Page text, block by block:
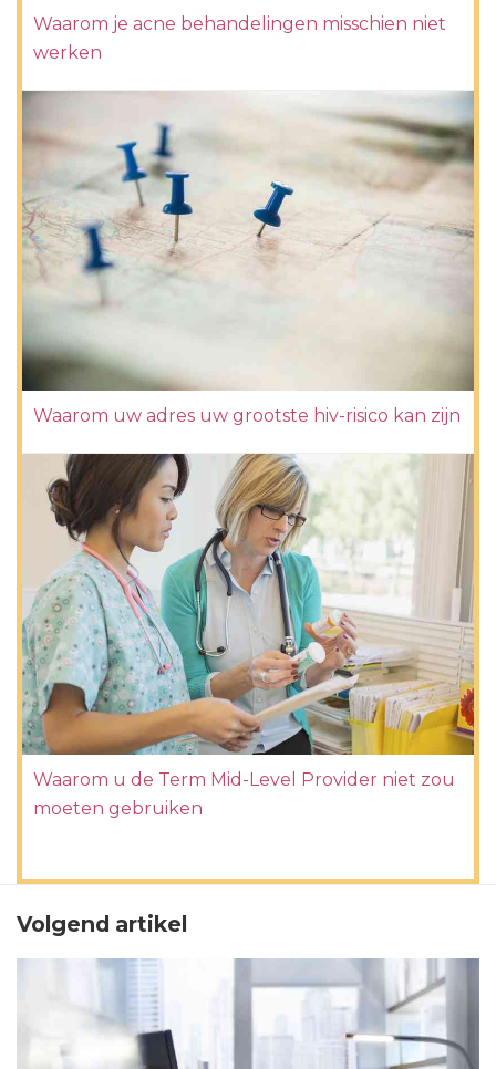
Waarom je acne behandelingen misschien niet
werken
Waarom uw adres uw grootste hiv-risico kan zijn
Waarom u de Term Mid-Level Provider niet zou
moeten gebruiken
Volgend artikel